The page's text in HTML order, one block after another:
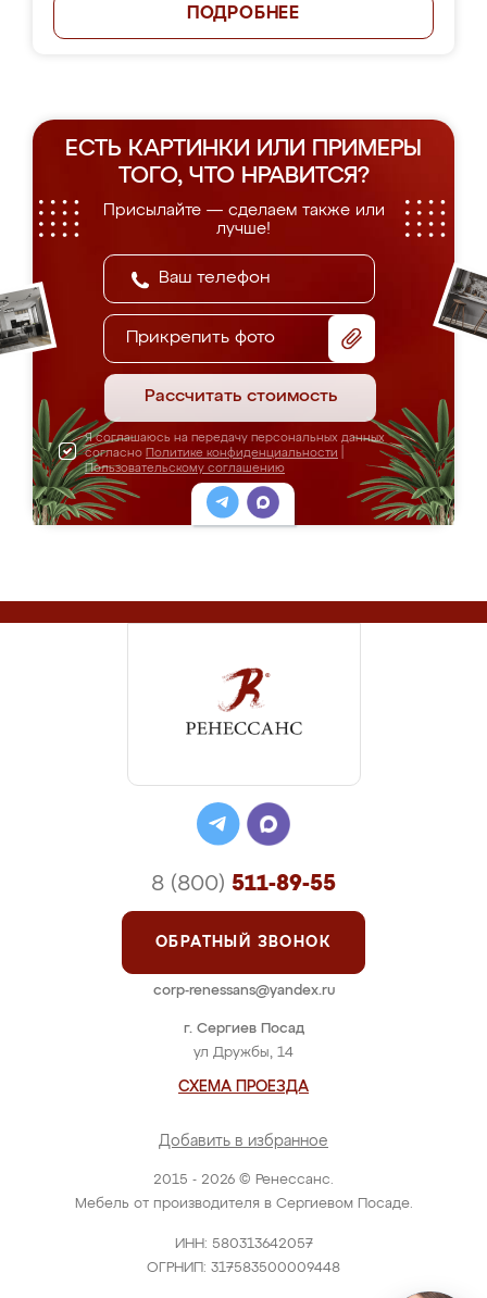
ПОДРОБНЕЕ
ЕСТЬ КАРТИНКИ ИЛИ ПРИМЕРЫ
ТОГО, ЧТО НРАВИТСЯ?
Присылайте — сделаем также или
лучше!
Прикрепить фото
Рассчитать стоимость
Я соглашаюсь на передачу персональных данных
согласно Политике конфиденциальности
Пользовательскому соглашению
2015 - 2026 © Ренессанс.
Мебель от производителя в Сергиевом Посаде.
ИНН: 580313642057
ОГРНИП: 317583500009448
г. Сергиев Посад
ул Дружбы, 14
СХЕМА ПРОЕЗДА
Добавить в избранное
8 (800) 511-89-55
ОБРАТНЫЙ ЗВОНОК
corp-renessans@yandex.ru